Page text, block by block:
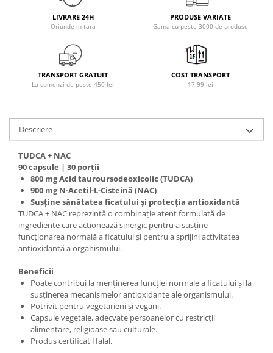
PerfectShaker
Power System
Pro Supps
Pro Tan
Raw Nutrition
REDCON1
Revoflex
Rich Piana 5% Nutrition
Scitec
Scivation
Skill Nutrition
Smart Shake
Under Armour
Universal
Vitargo
Weider
Zenana
LIVRARE 24H
Oriunde in tara
PRODUSE VARIATE
Gama cu peste 3000 de produse
TRANSPORT GRATUIT
La comenzi de peste 450 lei
COST TRANSPORT
17.99 lei
Descriere
TUDCA + NAC
90 capsule | 30 porții
800 mg Acid tauroursodeoxicolic (TUDCA)
900 mg N-Acetil-L-Cisteină (NAC)
Susține sănătatea ficatului și protecția antioxidantă
TUDCA + NAC reprezintă o combinație atent formulată de
ingrediente care acționează sinergic pentru a susține
funcționarea normală a ficatului și pentru a sprijini activitatea
antioxidantă a organismului.
Beneficii
Poate contribui la menținerea funcției normale a ficatului și la
susținerea mecanismelor antioxidante ale organismului.
Potrivit pentru vegetarieni și vegani.
Capsule vegetale, adecvate persoanelor cu restricții
alimentare, religioase sau culturale.
Produs certificat Halal.